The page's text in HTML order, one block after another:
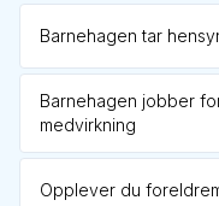
Barnehagen tar
Barnehagen jobber
medvirkning
Opplever du